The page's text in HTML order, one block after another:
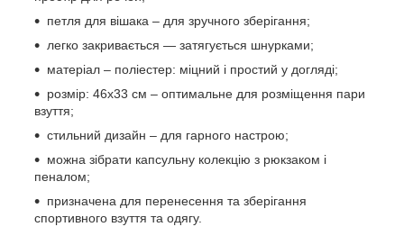
петля для вішака – для зручного зберігання;
легко закривається — затягується шнурками;
матеріал – поліестер: міцний і простий у догляді;
розмір: 46x33 см – оптимальне для розміщення пари
взуття;
стильний дизайн – для гарного настрою;
можна зібрати капсульну колекцію з рюкзаком і
пеналом;
призначена для перенесення та зберігання
спортивного взуття та одягу.